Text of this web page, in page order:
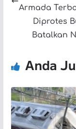
Armada
Diprotes
Batalkan
Anda